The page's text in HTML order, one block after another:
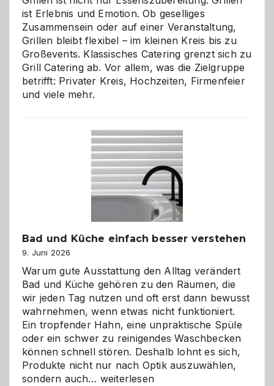
ist Erlebnis und Emotion. Ob geselliges
Zusammensein oder auf einer Veranstaltung,
Grillen bleibt flexibel – im kleinen Kreis bis zu
Großevents. Klassisches Catering grenzt sich zu
Grill Catering ab. Vor allem, was die Zielgruppe
betrifft: Privater Kreis, Hochzeiten, Firmenfeier
und viele mehr.
Bad und Küche einfach besser verstehen
9. Juni 2026
Warum gute Ausstattung den Alltag verändert
Bad und Küche gehören zu den Räumen, die
wir jeden Tag nutzen und oft erst dann bewusst
wahrnehmen, wenn etwas nicht funktioniert.
Ein tropfender Hahn, eine unpraktische Spüle
oder ein schwer zu reinigendes Waschbecken
können schnell stören. Deshalb lohnt es sich,
Produkte nicht nur nach Optik auszuwählen,
sondern auch… Bad
weiterlesen